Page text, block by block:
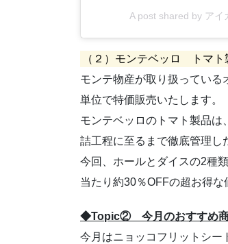
A post shared by アイ
（２）モンテベッロ トマト
モンテ物産が取り扱っている
単位で特価販売いたします。
モンテベッロのトマト製品
詰工程に至るまで徹底管理し
今回、ホールとダイスの2種
当たり約30％OFFの超お得な
◆Topic② 今月のおすすめ
今月はニョッコフリットシー